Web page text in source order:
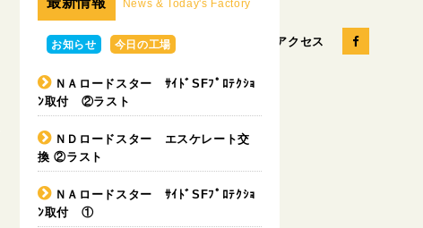
お問い合せ アクセス
パーツの販売
News & Today's Factory
お知らせ 今日の工場
ＮＡロードスター ｻｲﾄﾞSFﾌﾟﾛﾃｸｼｮ
ﾝ取付 ②ラスト
ＮＤロードスター エスケレート交
換 ②ラスト
ＮＡロードスター ｻｲﾄﾞSFﾌﾟﾛﾃｸｼｮ
ﾝ取付 ①